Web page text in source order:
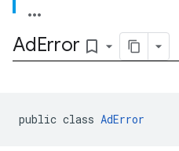
AdError bookmark_border
public class AdError